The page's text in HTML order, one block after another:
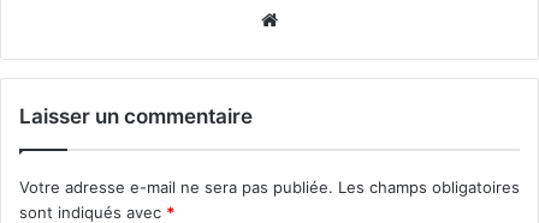
Website
Laisser un commentaire
Votre adresse e-mail ne sera pas publiée. Les champs obligatoires
sont indiqués avec *